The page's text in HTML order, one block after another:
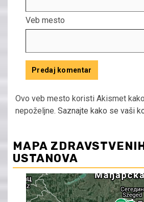
Veb mesto
Ovo veb mesto koristi Akismet
nepoželjne. Saznajte kako se vaši
MAPA
USTANOVA